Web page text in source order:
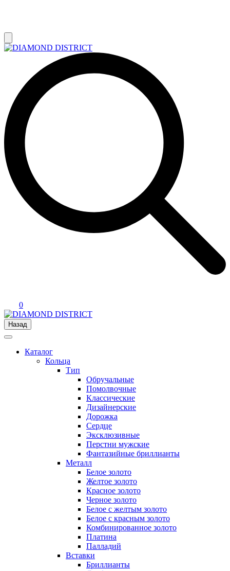
0
Назад
Каталог
Кольца
Тип
Обручальные
Помолвочные
Классические
Дизайнерские
Дорожка
Сердце
Эксклюзивные
Перстни мужские
Фантазийные бриллианты
Металл
Белое золото
Желтое золото
Красное золото
Черное золото
Белое с желтым золото
Белое с красным золото
Комбинированное золото
Платина
Палладий
Вставки
Бриллианты